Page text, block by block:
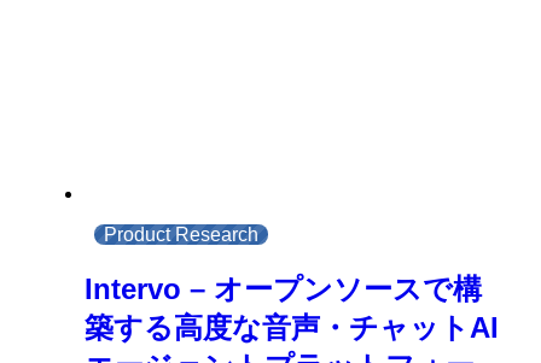
Product Research
Intervo – オープンソースで構
築する高度な音声・チャットAI